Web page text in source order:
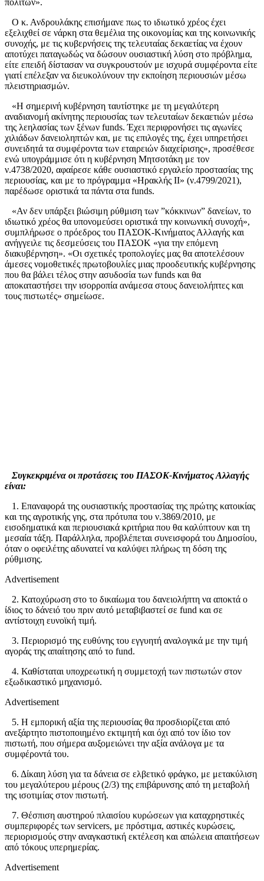
Ο κ. Ανδρουλάκης επισήμανε πως το ιδιωτικό χρέος έχει
εξελιχθεί σε νάρκη στα θεμέλια της οικονομίας και της κοινωνικής
συνοχής, με τις κυβερνήσεις της τελευταίας δεκαετίας να έχουν
αποτύχει παταγωδώς να δώσουν ουσιαστική λύση στο πρόβλημα,
είτε επειδή δίστασαν να συγκρουστούν με ισχυρά συμφέροντα είτε
γιατί επέλεξαν να διευκολύνουν την εκποίηση περιουσιών μέσω
πλειστηριασμών.
«Η σημερινή κυβέρνηση ταυτίστηκε με τη μεγαλύτερη
αναδιανομή ακίνητης περιουσίας των τελευταίων δεκαετιών μέσω
της λεηλασίας των ξένων funds. Έχει περιφρονήσει τις αγωνίες
χιλιάδων δανειοληπτών και, με τις επιλογές της, έχει υπηρετήσει
συνειδητά τα συμφέροντα των εταιρειών διαχείρισης», προσέθεσε
ενώ υπογράμμισε ότι η κυβέρνηση Μητσοτάκη με τον
ν.4738/2020, αφαίρεσε κάθε ουσιαστικό εργαλείο προστασίας της
περιουσίας, και με το πρόγραμμα «Ηρακλής ΙΙ» (ν.4799/2021),
παρέδωσε οριστικά τα πάντα στα funds.
«Αν δεν υπάρξει βιώσιμη ρύθμιση των ”κόκκινων” δανείων, το
ιδιωτικό χρέος θα υπονομεύσει οριστικά την κοινωνική συνοχή»,
συμπλήρωσε ο πρόεδρος του ΠΑΣΟΚ-Κινήματος Αλλαγής και
ανήγγειλε τις δεσμεύσεις του ΠΑΣΟΚ «για την επόμενη
διακυβέρνηση». «Οι σχετικές τροπολογίες μας θα αποτελέσουν
άμεσες νομοθετικές πρωτοβουλίες μιας προοδευτικής κυβέρνησης
που θα βάλει τέλος στην ασυδοσία των funds και θα
αποκαταστήσει την ισορροπία ανάμεσα στους δανειολήπτες και
τους πιστωτές» σημείωσε.
Συγκεκριμένα οι προτάσεις του ΠΑΣΟΚ-Κινήματος Αλλαγής
είναι:
1. Επαναφορά της ουσιαστικής προστασίας της πρώτης κατοικίας
και της αγροτικής γης, στα πρότυπα του ν.3869/2010, με
εισοδηματικά και περιουσιακά κριτήρια που θα καλύπτουν και τη
μεσαία τάξη. Παράλληλα, προβλέπεται συνεισφορά του Δημοσίου,
όταν ο οφειλέτης αδυνατεί να καλύψει πλήρως τη δόση της
ρύθμισης.
Advertisement
2. Κατοχύρωση στο το δικαίωμα του δανειολήπτη να αποκτά ο
ίδιος το δάνειό του πριν αυτό μεταβιβαστεί σε fund και σε
αντίστοιχη ευνοϊκή τιμή.
3. Περιορισμό της ευθύνης του εγγυητή αναλογικά με την τιμή
αγοράς της απαίτησης από το fund.
4. Καθίσταται υποχρεωτική η συμμετοχή των πιστωτών στον
εξωδικαστικό μηχανισμό.
Advertisement
5. Η εμπορική αξία της περιουσίας θα προσδιορίζεται από
ανεξάρτητο πιστοποιημένο εκτιμητή και όχι από τον ίδιο τον
πιστωτή, που σήμερα αυξομειώνει την αξία ανάλογα με τα
συμφέροντά του.
6. Δίκαιη λύση για τα δάνεια σε ελβετικό φράγκο, με μετακύλιση
του μεγαλύτερου μέρους (2/3) της επιβάρυνσης από τη μεταβολή
της ισοτιμίας στον πιστωτή.
7. Θέσπιση αυστηρού πλαισίου κυρώσεων για καταχρηστικές
συμπεριφορές των servicers, με πρόστιμα, αστικές κυρώσεις,
περιορισμούς στην αναγκαστική εκτέλεση και απώλεια απαιτήσεων
από τόκους υπερημερίας.
Advertisement